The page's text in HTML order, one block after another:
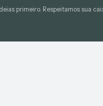
primeiro. Respeitamos sua